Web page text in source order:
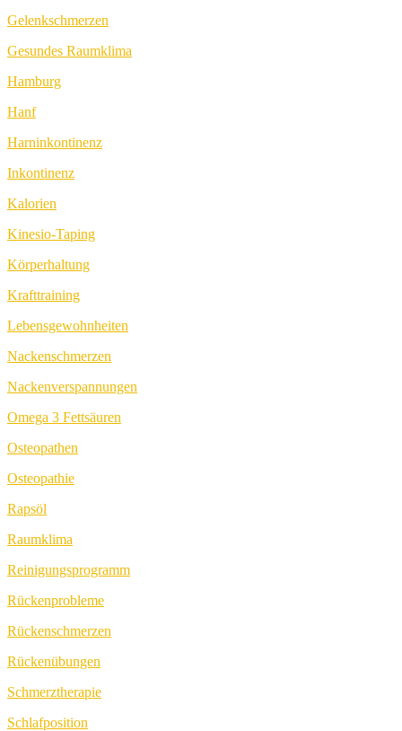
Gelenkschmerzen
Gesundes Raumklima
Hamburg
Hanf
Harninkontinenz
Inkontinenz
Kalorien
Kinesio-Taping
Körperhaltung
Krafttraining
Lebensgewohnheiten
Nackenschmerzen
Nackenverspannungen
Omega 3 Fettsäuren
Osteopathen
Osteopathie
Rapsöl
Raumklima
Reinigungsprogramm
Rückenprobleme
Rückenschmerzen
Rückenübungen
Schmerztherapie
Schlafposition